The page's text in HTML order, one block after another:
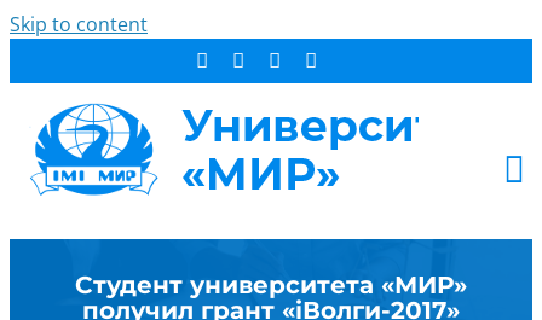
Skip to content
СТУДЕНТУСтудент университета «МИР»
получил грант «iВолги-2017»